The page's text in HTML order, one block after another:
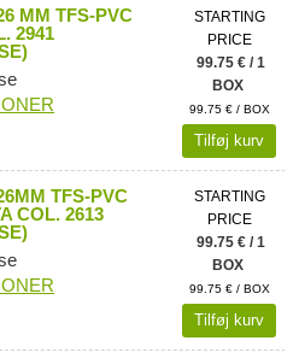
MM TFS-PVC
2941
STARTING
PRICE
99.75 € / 1
BOX
99.75 € / BOX
Tilføj kurv
TFS-PVC
COL. 2613
STARTING
PRICE
99.75 € / 1
BOX
99.75 € / BOX
Tilføj kurv